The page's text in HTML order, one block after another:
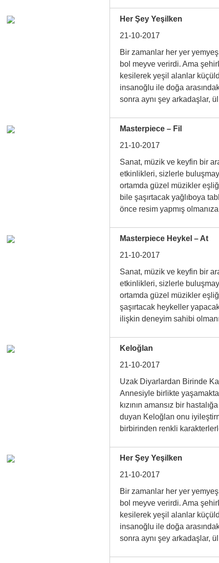
Her Şey Yeşilken
21-10-2017
Bir zamanlar her yer
bol meyve verirdi. Ama
kesilerek yeşil alanlar
insanoğlu ile doğa
sonra aynı şey
Masterpiece – Fil
21-10-2017
Sanat, müzik ve keyfin bir
etkinlikleri, sizlerle
ortamda güzel müzikler
bile şaşırtacak yağlıboya
önce resim yapmış
Masterpiece Heykel – At
21-10-2017
Sanat, müzik ve keyfin bir
etkinlikleri, sizlerle
ortamda güzel müzikler
şaşırtacak heykeller
ilişkin deneyim sahibi
Keloğlan
21-10-2017
Uzak Diyarlardan Birinde
Annesiyle birlikte
kızının amansız bir
duyan Keloğlan onu
birbirinden renkli
Her Şey Yeşilken
21-10-2017
Bir zamanlar her yer
bol meyve verirdi. Ama
kesilerek yeşil alanlar
insanoğlu ile doğa
sonra aynı şey